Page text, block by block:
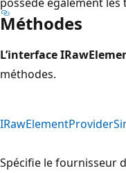
Méthodes
L’interface
méthodes.
Spécifie le fournisseur